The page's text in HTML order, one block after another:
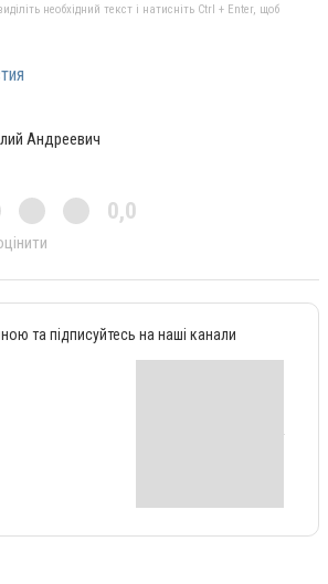
необхідний текст і натисніть Ctrl + Enter, щоб
Андреевич
0,0
та підписуйтесь на наші канали